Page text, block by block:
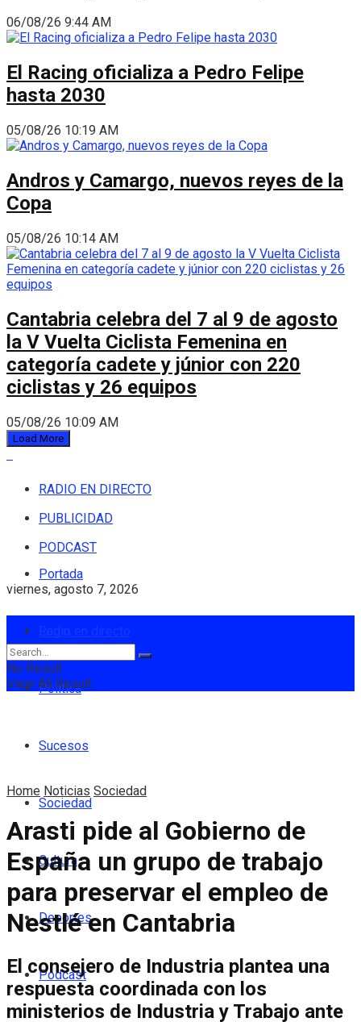
06/08/26 9:44 AM
El Racing oficializa a Pedro Felipe
hasta 2030
05/08/26 10:19 AM
Andros y Camargo, nuevos reyes de la
Copa
05/08/26 10:14 AM
Cantabria celebra del 7 al 9 de agosto
la V Vuelta Ciclista Femenina en
categoría cadete y júnior con 220
ciclistas y 26 equipos
05/08/26 10:09 AM
Load More
RADIO EN DIRECTO
PUBLICIDAD
PODCAST
viernes, agosto 7, 2026
Portada
Política
Sucesos
Sociedad
Cultura
Deportes
Podcast
No Result
View All Result
Home Noticias Sociedad
Arasti pide al Gobierno de
España un grupo de trabajo
para preservar el empleo de
Nestlé en Cantabria
El consejero de Industria plantea una
respuesta coordinada con los
ministerios de Industria y Trabajo ante